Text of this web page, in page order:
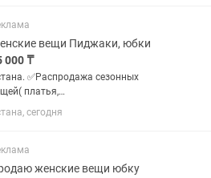
вещи Пиджаки, юбки
000 ₸
сезонных
платья,
, юбки, и мн.др) ✅Продаются
модели для делового,
или...
сегодня
женские вещи юбку